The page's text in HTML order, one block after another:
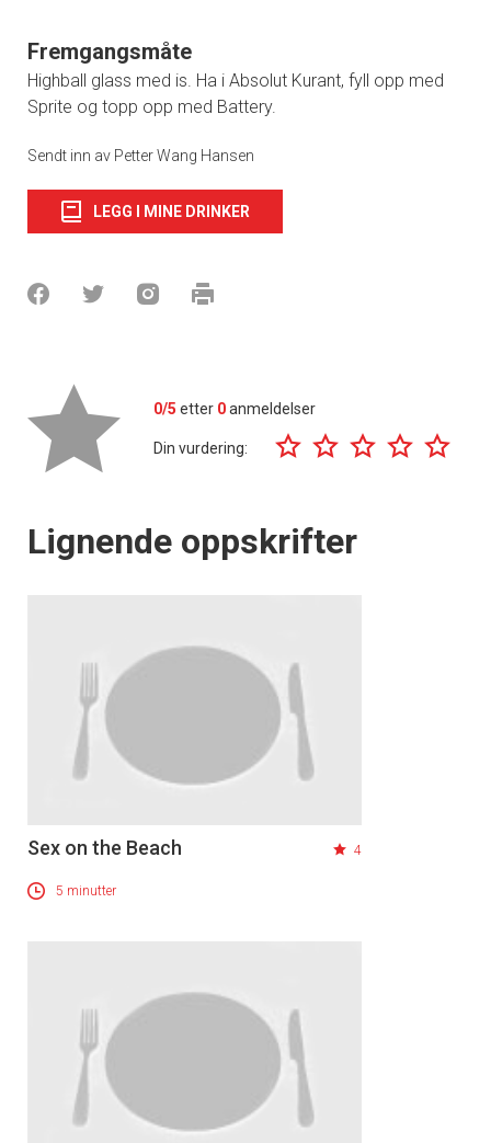
Fremgangsmåte
Highball glass med is. Ha i Absolut Kurant, fyll opp med
Sprite og topp opp med Battery.
Sendt inn av Petter Wang Hansen
LEGG I MINE DRINKER
0/5 etter 0anmeldelser
Din vurdering:
Lignende oppskrifter
Sex on the Beach 4
5 minutter